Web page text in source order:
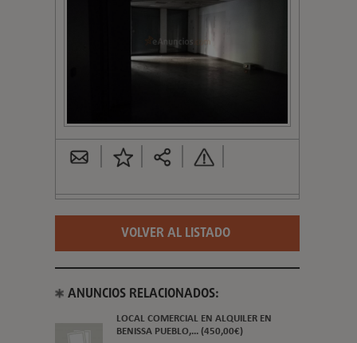
VOLVER AL LISTADO
ANUNCIOS RELACIONADOS:
LOCAL COMERCIAL EN ALQUILER EN
BENISSA PUEBLO,... (450,00€)